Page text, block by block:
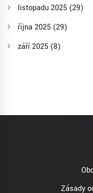
listopadu 2025 (29)
října 2025 (29)
září 2025 (8)
Zásady